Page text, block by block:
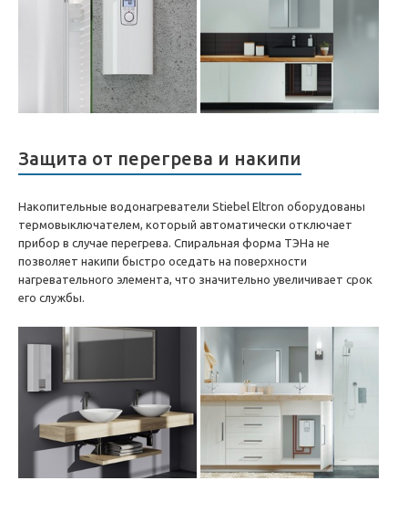
Защита от перегрева и накипи
Накопительные водонагреватели Stiebel Eltron оборудованы
термовыключателем, который автоматически отключает
прибор в случае перегрева. Спиральная форма ТЭНа не
позволяет накипи быстро оседать на поверхности
нагревательного элемента, что значительно увеличивает срок
его службы.